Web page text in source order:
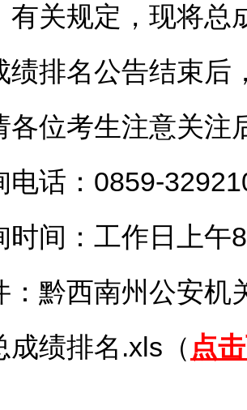
有关规定，现将
名公告结束后
各位考生注意关注
话：0859-
：工作日上午
黔西南州公安机
成绩排名.xls（ 点